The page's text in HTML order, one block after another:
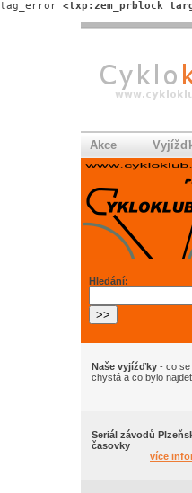
tag_error <txp:zem_prblock
Akce
Hledání:
Naše vyjížďky - co se
chystá a co bylo
Seriál závodů
časovky
více